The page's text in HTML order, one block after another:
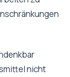
nicht